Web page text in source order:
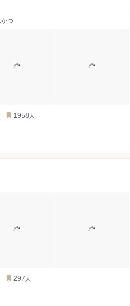
つ
1958 人
297 人